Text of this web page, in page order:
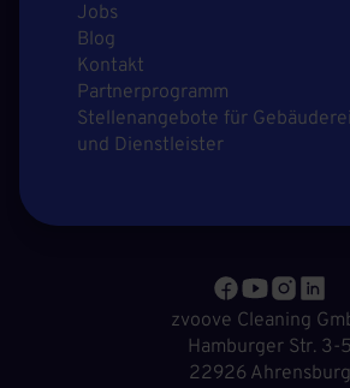
Jobs
Blog
Kontakt
Partnerprogramm
Stellenangebote für
und Dienstleister
zvoove Cleaning
Hamburger Str. 3-5
22926 Ahrensburg